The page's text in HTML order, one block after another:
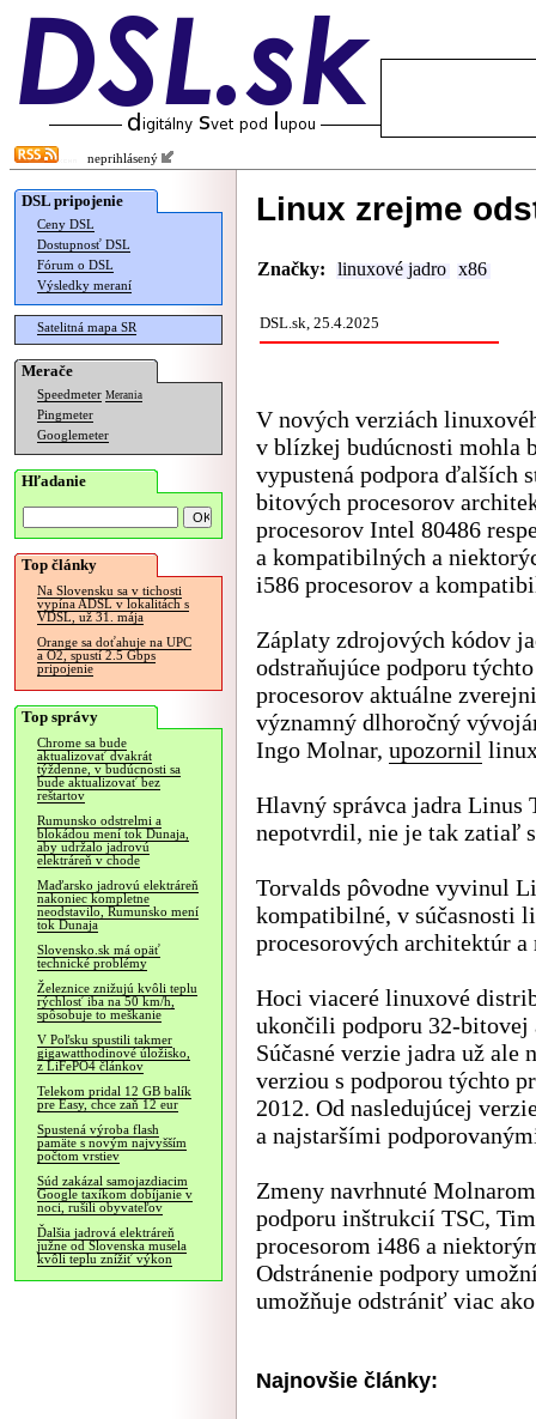
neprihlásený
DSL pripojenie
Ceny DSL
Dostupnosť DSL
Fórum o DSL
Výsledky meraní
Satelitná mapa SR
Merače
Speedmeter Merania
Pingmeter
Googlemeter
Hľadanie
Top články
Na Slovensku sa v tichosti
vypína ADSL v lokalitách s
VDSL, už 31. mája
Orange sa doťahuje na UPC
a O2, spustí 2.5 Gbps
pripojenie
Top správy
Chrome sa bude
aktualizovať dvakrát
týždenne, v budúcnosti sa
bude aktualizovať bez
reštartov
Rumunsko odstrelmi a
blokádou mení tok Dunaja,
aby udržalo jadrovú
elektráreň v chode
Maďarsko jadrovú elektráreň
nakoniec kompletne
neodstavilo, Rumunsko mení
tok Dunaja
Slovensko.sk má opäť
technické problémy
Železnice znižujú kvôli teplu
rýchlosť iba na 50 km/h,
spôsobuje to meškanie
V Poľsku spustili takmer
gigawatthodinové úložisko,
z LiFePO4 článkov
Telekom pridal 12 GB balík
pre Easy, chce zaň 12 eur
Spustená výroba flash
pamäte s novým najvyšším
počtom vrstiev
Súd zakázal samojazdiacim
Google taxíkom dobíjanie v
noci, rušili obyvateľov
Ďalšia jadrová elektráreň
južne od Slovenska musela
kvôli teplu znížiť výkon
Linux zrejme
Značky: linuxové jadro x86
DSL.sk, 25.4.2025
V nových verziách
v blízkej budúcnosti mohla
vypustená podpora ďalších
bitových procesorov
procesorov Intel 80486
a kompatibilných a
i586 procesorov a
Záplaty zdrojových kódov
odstraňujúce podporu týchto
procesorov aktuálne
významný dlhoročný
Ingo Molnar, upozornil
Hlavný správca jadra
nepotvrdil, nie je tak zatiaľ
Torvalds pôvodne vyvinul
kompatibilné, v súčasnosti
procesorových architektúr
Hoci viaceré linuxové
ukončili podporu 32-bitovej
Súčasné verzie jadra už ale
verziou s podporou týchto
2012. Od nasledujúcej
a najstaršími
Zmeny navrhnuté
podporu inštrukcií TSC,
procesorom i486 a
Odstránenie podpory
umožňuje odstrániť viac
Najnovšie články: